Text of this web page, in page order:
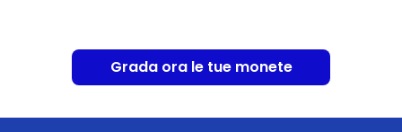
Grada ora le tue monete